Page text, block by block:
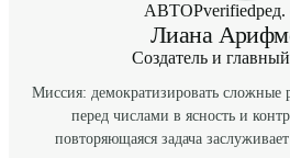
АВТОРverifiedред.
Лиана
Создатель и
Миссия: демократизировать сложные
перед числами в ясность и
повторяющаяся задача